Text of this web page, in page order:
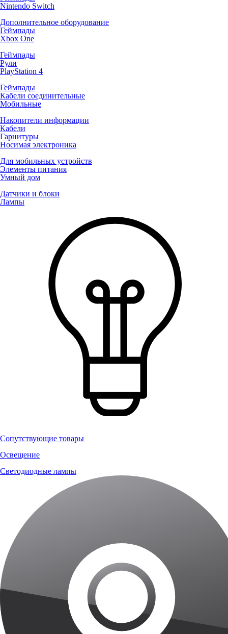
Nintendo Switch
Дополнительное оборудование
Геймпады
Xbox One
Геймпады
Рули
PlayStation 4
Геймпады
Кабели соединительные
Мобильные
Накопители информации
Кабели
Гарнитуры
Носимая электроника
Для мобильных устройств
Элементы питания
Умный дом
Датчики и блоки
Лампы
Сопутствующие товары
Освещение
Светодиодные лампы